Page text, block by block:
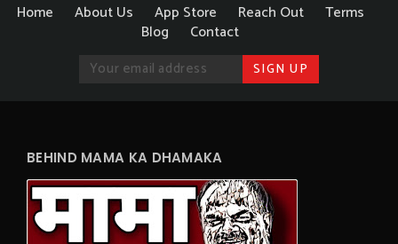
Home About Us App Store Reach Out
Terms
Blog
Contact
BEHIND MAMA KA DHAMAKA